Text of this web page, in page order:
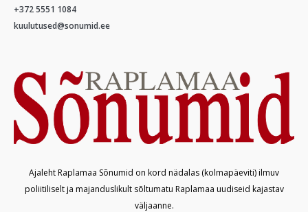
+372 5551 1084
kuulutused@sonumid.ee
Ajaleht Raplamaa Sõnumid on kord nädalas (kolmapäeviti) ilmuv
poliitiliselt ja majanduslikult sõltumatu Raplamaa uudiseid kajastav
väljaanne.